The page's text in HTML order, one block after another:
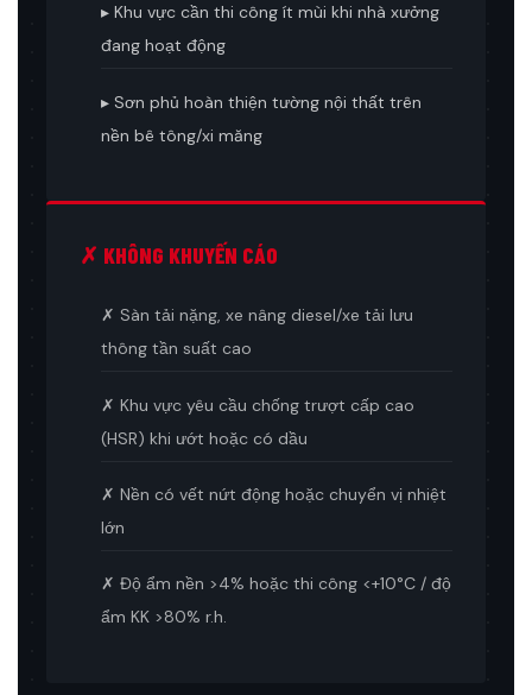
▸ Khu vực cần thi công ít mùi khi nhà xưởng
đang hoạt động
▸ Sơn phủ hoàn thiện tường nội thất trên
nền bê tông/xi măng
✗ KHÔNG KHUYẾN CÁO
✗ Sàn tải nặng, xe nâng diesel/xe tải lưu
thông tần suất cao
✗ Khu vực yêu cầu chống trượt cấp cao
(HSR) khi ướt hoặc có dầu
✗ Nền có vết nứt động hoặc chuyển vị nhiệt
lớn
✗ Độ ẩm nền >4% hoặc thi công <+10°C / độ
ẩm KK >80% r.h.